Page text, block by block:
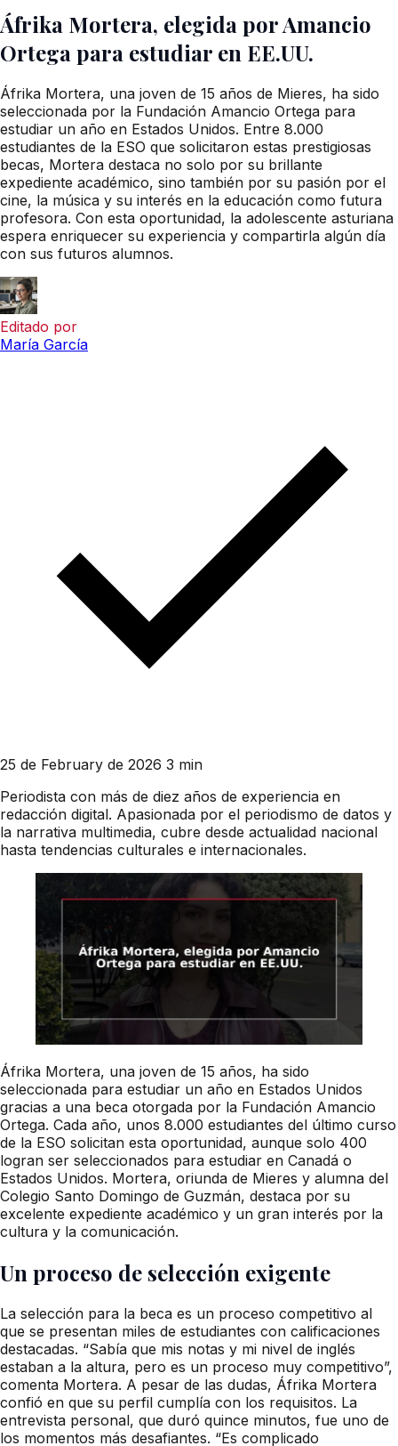
Áfrika Mortera, elegida por Amancio
Ortega para estudiar en EE.UU.
Áfrika Mortera, una joven de 15 años de Mieres, ha sido
seleccionada por la Fundación Amancio Ortega para
estudiar un año en Estados Unidos. Entre 8.000
estudiantes de la ESO que solicitaron estas prestigiosas
becas, Mortera destaca no solo por su brillante
expediente académico, sino también por su pasión por el
cine, la música y su interés en la educación como futura
profesora. Con esta oportunidad, la adolescente asturiana
espera enriquecer su experiencia y compartirla algún día
con sus futuros alumnos.
Editado por
María García
25 de February de 2026 3 min
Periodista con más de diez años de experiencia en
redacción digital. Apasionada por el periodismo de datos y
la narrativa multimedia, cubre desde actualidad nacional
hasta tendencias culturales e internacionales.
Áfrika Mortera, una joven de 15 años, ha sido
seleccionada para estudiar un año en Estados Unidos
gracias a una beca otorgada por la Fundación Amancio
Ortega. Cada año, unos 8.000 estudiantes del último curso
de la ESO solicitan esta oportunidad, aunque solo 400
logran ser seleccionados para estudiar en Canadá o
Estados Unidos. Mortera, oriunda de Mieres y alumna del
Colegio Santo Domingo de Guzmán, destaca por su
excelente expediente académico y un gran interés por la
cultura y la comunicación.
Un proceso de selección exigente
La selección para la beca es un proceso competitivo al
que se presentan miles de estudiantes con calificaciones
destacadas. “Sabía que mis notas y mi nivel de inglés
estaban a la altura, pero es un proceso muy competitivo”,
comenta Mortera. A pesar de las dudas, Áfrika Mortera
confió en que su perfil cumplía con los requisitos. La
entrevista personal, que duró quince minutos, fue uno de
los momentos más desafiantes. “Es complicado